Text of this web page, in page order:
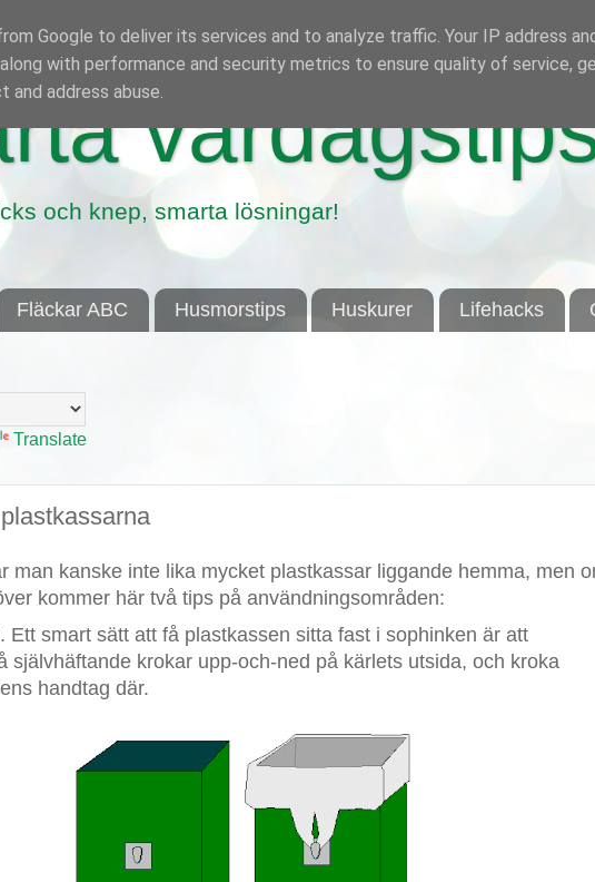
och knep, smarta lösningar!
Fläckar ABC Husmorstips Huskurer Lifehacks
Translate
man kanske inte lika mycket plastkassar liggande hemma, men
kommer här två tips på användningsområden:
Ett smart sätt att få plastkassen sitta fast i sophinken är att
självhäftande krokar upp-och-ned på kärlets utsida, och kroka
handtag där.
Google to deliver its services and to analyze traffic. Your IP address
with performance and security metrics to ensure quality of service,
address abuse.